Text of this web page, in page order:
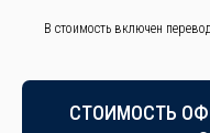
В стоимость включен
СТОИМОСТЬ